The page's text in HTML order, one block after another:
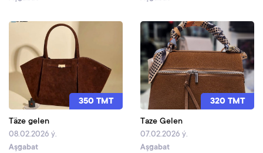
350 TMT
Täze gelen
08.02.2026 ý.
Aşgabat
320 TMT
Taze Gelen
07.02.2026 ý.
Aşgabat